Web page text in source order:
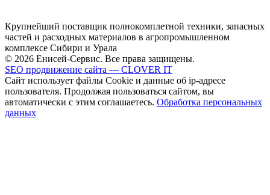
Крупнейший поставщик полнокомплетной техники, запасных
частей и расходных материалов в агропромышленном
комплексе Сибири и Урала
© 2026 Енисей-Сервис. Все права защищены.
SEO продвижение сайта — CLOVER IT
Сайт использует файлы Cookie и данные об ip-адресе
пользователя. Продолжая пользоваться сайтом, вы
автоматически с этим соглашаетесь. Обработка персональных
данных